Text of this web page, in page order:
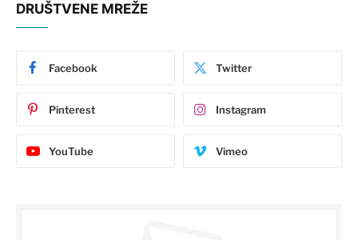
DRUŠTVENE MREŽE
Facebook Twitter
Pinterest Instagram
YouTube Vimeo